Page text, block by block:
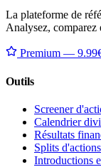
La plateforme de
Analysez, comparez
Premium —
Outils
Screener
Calendrier
Résultats
Splits d'actions
Introductions